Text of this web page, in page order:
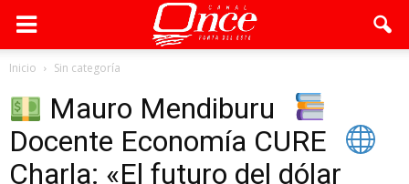
Inicio Sin categoría
Mauro Mendiburu
Docente Economía CURE
Charla: «El futuro del dólar